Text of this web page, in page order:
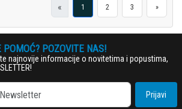
« 1 2 3 »
POZOVITE NAS!
najnovije informacije o novitetima i popustima,
Prijavi